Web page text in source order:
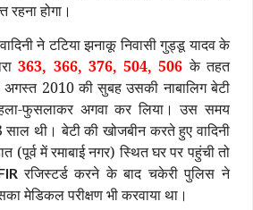
रहना होगा।
ने टटिया झनाकू निवासी गुड्डू यादव के
363, 366, 376, 504, 506 के तहत
अगस्त 2010 की सुबह उसकी नाबालिग बेटी
फुसलाकर अगवा कर लिया। उस समय
साल थी। बेटी की खोजबीन करते हुए वादिनी
(पूर्व में रमाबाई नगर) स्थित घर पर पहुंची तो
रजिस्टर्ड करने के बाद चकेरी पुलिस ने
मेडिकल परीक्षण भी करवाया था।